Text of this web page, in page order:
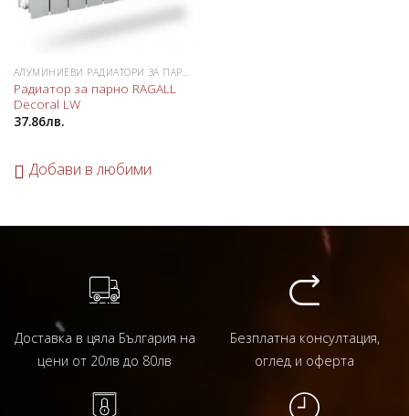
АЛУМИНИЕВИ РАДИАТОРИ ЗА ПАРНО
Радиатор за парно RAGALL
Decoral LW
37.86лв.
Добави в любими
Доставка в цяла България на
цени от 20лв до 80лв
Безплатна консултация,
оглед и оферта